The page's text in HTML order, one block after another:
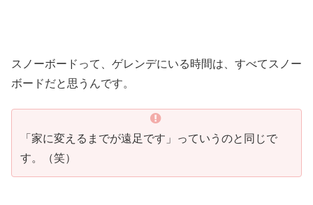
スノーボードって、ゲレンデにいる時間は、すべてスノー
ボードだと思うんです。
「家に変えるまでが遠足です」っていうのと同じで
す。（笑）